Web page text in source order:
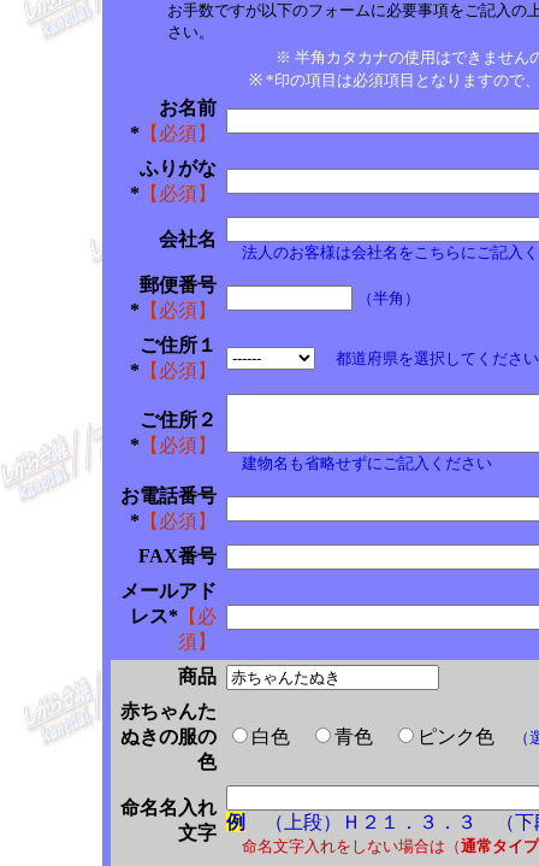
お手数ですが以下のフォームに必要事項をご記入の
さい。
※ 半角カタカナの使用はできません
※ *印の項目は必須項目となりますので、
お名前
*【必須】
ふりがな
*【必須】
会社名
法人のお客様は会社名をこちらにご記入
郵便番号
*【必須】
（半角）
ご住所１
*【必須】
都道府県を選択してください
ご住所２
*【必須】
建物名も省略せずにご記入ください
お電話番号
*【必須】
FAX番号
メールアド
レス*【必
須】
商品
赤ちゃんた
ぬきの服の
色
白色 青色 ピンク色 （
命名名入れ
文字
例 （上段）Ｈ２１．３．３ （下
命名文字入れをしない場合は（通常タイプ